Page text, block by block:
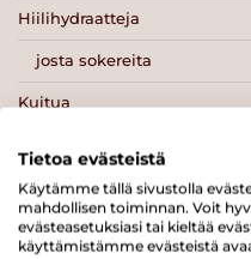
Hiilihydraatteja
josta sokereita
Kuitua
Suolaa
Tietoa evästeistä
Käytämme tällä sivustolla
mahdollisen toiminnan. Voit
evästeasetuksiasi tai kieltää
käyttämistämme evästeistä